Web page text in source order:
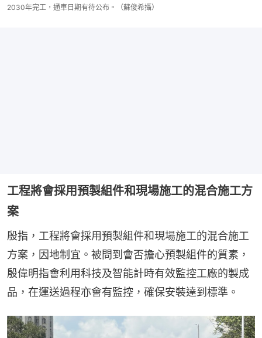
2030年完工，通車日期有待公布。（蘇俊希攝）
工程將會採用預製組件和現場施工的混合施工方
案
殷指，工程將會採用預製組件和現場施工的混合施工
方案，因地制宜。被問到會否擔心預製組件的質素，
殷偉明指會利用科技及智能計時有效監控工廠的製成
品，在運送過程亦會有監控，確保安裝達到標準。